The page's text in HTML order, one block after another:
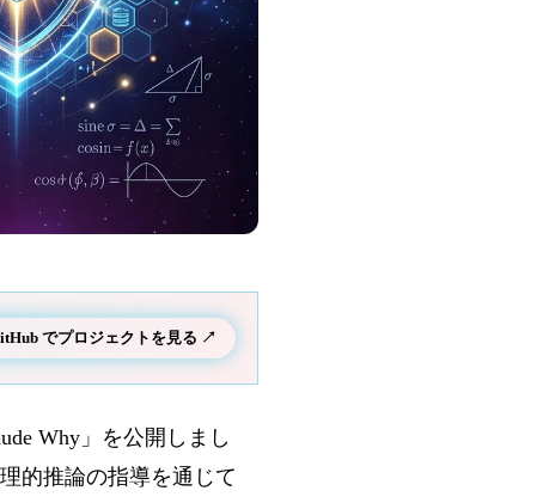
でプロジェクトを見る ↗
Why」を公開しまし
的推論の指導を通じて